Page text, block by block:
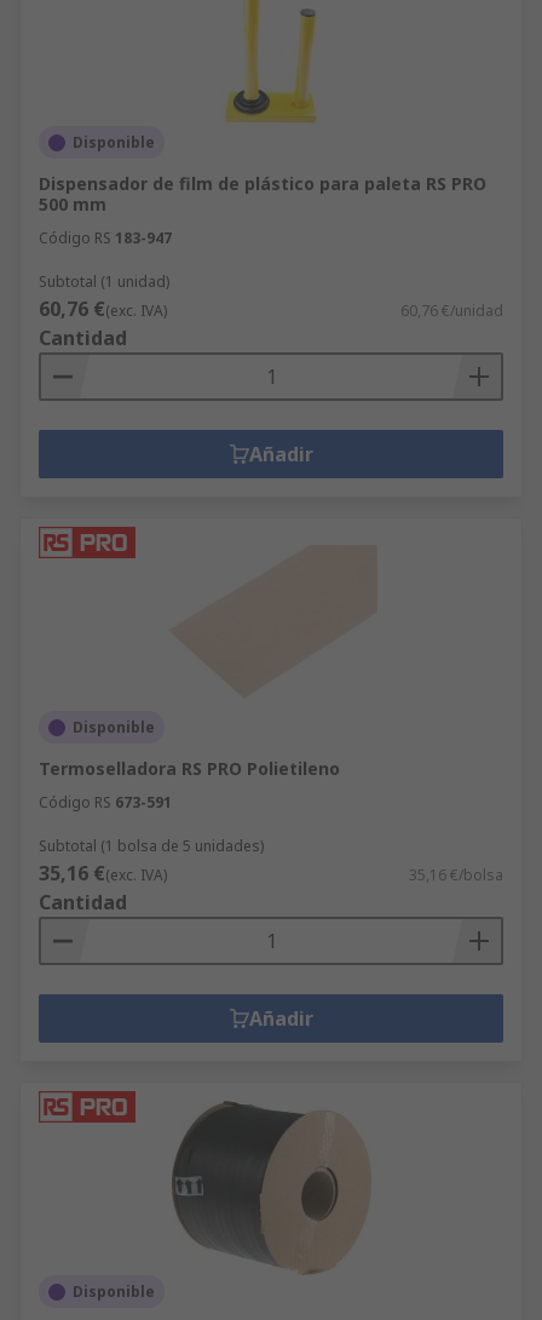
Disponible
Dispensador de film de plástico para paleta RS PRO
500 mm
Código RS 183-947
Subtotal (1 unidad)
60,76 €(exc. IVA) 60,76 €/unidad
Cantidad
Añadir
Disponible
Termoselladora RS PRO Polietileno
Código RS 673-591
Subtotal (1 bolsa de 5 unidades)
35,16 €(exc. IVA) 35,16 €/bolsa
Cantidad
Añadir
Disponible